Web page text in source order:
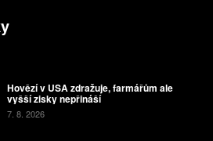
Hovězí v USA zdražuje, farmářům ale
vyšší zisky nepřináší
7. 8. 2026